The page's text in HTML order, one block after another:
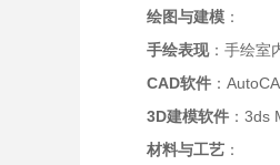
绘图与建模 ：
手绘表现：手绘室
CAD软件 ：
3D建模软件 ：3ds
材料与工艺 ：